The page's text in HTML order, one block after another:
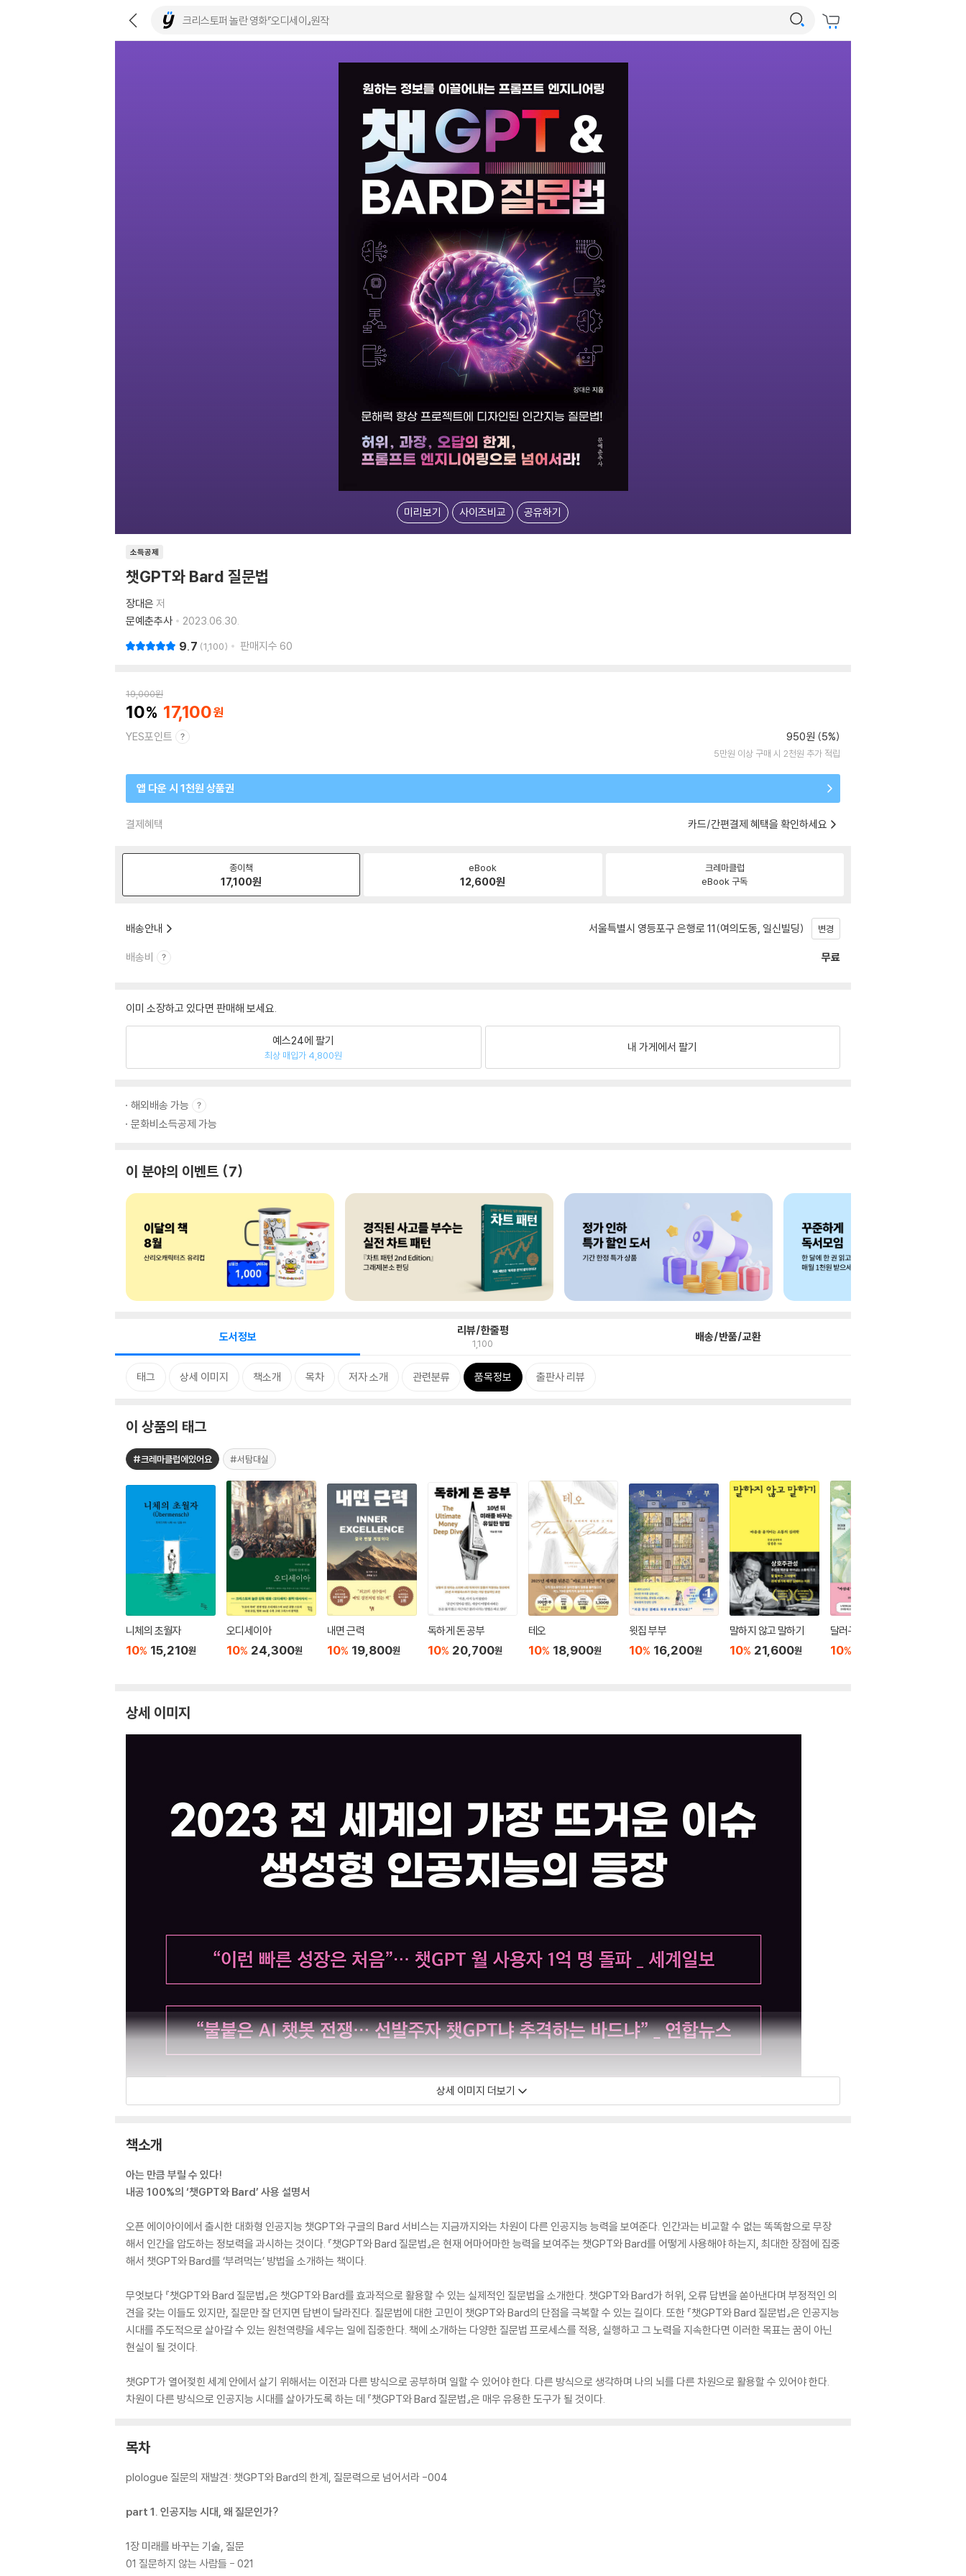
미리보기 사이즈비교 공유하기
소득공제
챗GPT와 Bard 질문법
장대은 저
문예춘추사
2023.06.30.
9.7 1,100 판매지수 60
19,000원
10 17,100
YES포인트 950원 (5%)
5만원 이상 구매 시 2천원 추가 적립
앱 다운 시 1천원 상품권
결제혜택 카드/간편결제 혜택을 확인하세요
종이책
17,100원
eBook
12,600원
크레마클럽
eBook 구독
배송안내 서울특별시 영등포구 은행로 11(여의도동, 일신빌딩) 변경
배송비 무료
이미 소장하고 있다면 판매해 보세요.
예스24에 팔기
최상 매입가 4,800원
내 가게에서 팔기
해외배송 가능
문화비소득공제 가능
이 분야의 이벤트 7
도서정보 리뷰/한줄평
1,100 배송/반품/교환
태그 상세 이미지 책소개 목차 저자 소개 관련분류 품목정보 출판사 리뷰
이 상품의 태그
#크레마클럽에있어요 #서탐대실
니체의 초월자
10% 15,210원
오디세이아
10% 24,300원
내면 근력
10% 19,800원
독하게 돈 공부
10% 20,700원
테오
10% 18,900원
윗집 부부
10% 16,200원
말하지 않고 말하기
10% 21,600원
달러구트 꿈 백화점 0
10%
상세 이미지
상세 이미지 더보기
책소개
아는 만큼 부릴 수 있다!
내공 100%의 ‘챗GPT와 Bard’ 사용 설명서
오픈 에이아이에서 출시한 대화형 인공지능 챗GPT와 구글의 Bard 서비스는 지금까지와는 차원이 다른 인공지능 능력을 보여준다. 인간과는 비교할 수 없는 똑똑함으로 무장
해서 인간을 압도하는 정보력을 과시하는 것이다. 『챗GPT와 Bard 질문법』은 현재 어마어마한 능력을 보여주는 챗GPT와 Bard를 어떻게 사용해야 하는지, 최대한 장점에 집중
해서 챗GPT와 Bard를 ‘부려먹는’ 방법을 소개하는 책이다.
무엇보다 『챗GPT와 Bard 질문법』은 챗GPT와 Bard를 효과적으로 활용할 수 있는 실제적인 질문법을 소개한다. 챗GPT와 Bard가 허위, 오류 답변을 쏟아낸다며 부정적인 의
견을 갖는 이들도 있지만, 질문만 잘 던지면 답변이 달라진다. 질문법에 대한 고민이 챗GPT와 Bard의 단점을 극복할 수 있는 길이다. 또한 『챗GPT와 Bard 질문법』은 인공지능
시대를 주도적으로 살아갈 수 있는 원천역량을 세우는 일에 집중한다. 책에 소개하는 다양한 질문법 프로세스를 적용, 실행하고 그 노력을 지속한다면 이러한 목표는 꿈이 아닌
현실이 될 것이다.
챗GPT가 열어젖힌 세계 안에서 살기 위해서는 이전과 다른 방식으로 공부하며 일할 수 있어야 한다. 다른 방식으로 생각하며 나의 뇌를 다른 차원으로 활용할 수 있어야 한다.
차원이 다른 방식으로 인공지능 시대를 살아가도록 하는 데 『챗GPT와 Bard 질문법』은 매우 유용한 도구가 될 것이다.
목차
plologue 질문의 재발견: 챗GPT와 Bard의 한계, 질문력으로 넘어서라 -004
part 1. 인공지능 시대, 왜 질문인가?
1장 미래를 바꾸는 기술, 질문
01 질문하지 않는 사람들 - 021